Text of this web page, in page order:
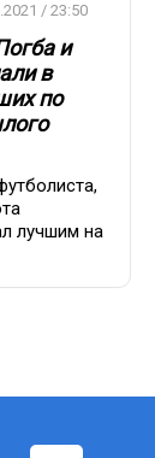
/ 23:50
и
в
по
лучшим на